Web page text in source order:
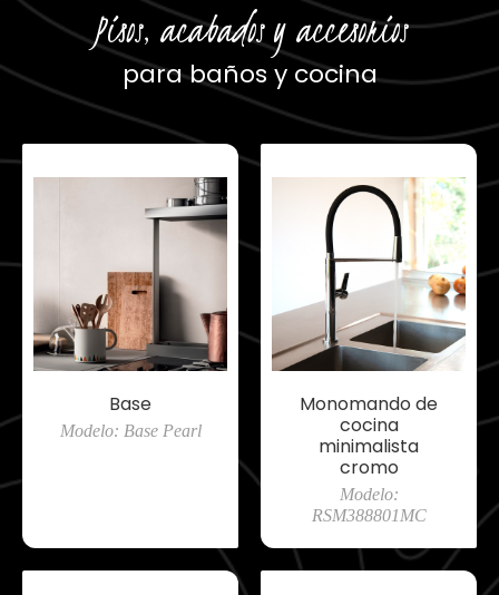
Pisos, acabados y accesorios
para baños y cocina
Base
Modelo: Base Pearl
Monomando de
cocina
minimalista
cromo
Modelo:
RSM388801MC